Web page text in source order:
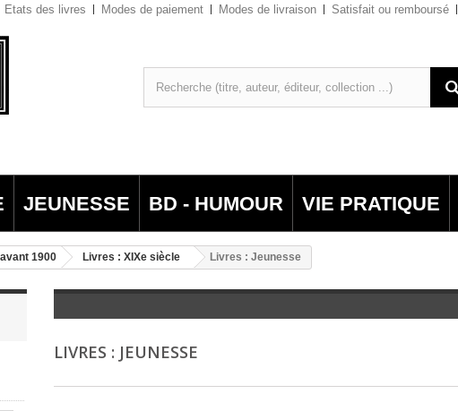
Etats des livres Modes de paiement Modes de livraison Satisfait ou remboursé
JEUNESSE BD - HUMOUR VIE PRATIQUE
1900 Livres : XIXe siècle Livres : Jeunesse
LIVRES : JEUNESSE